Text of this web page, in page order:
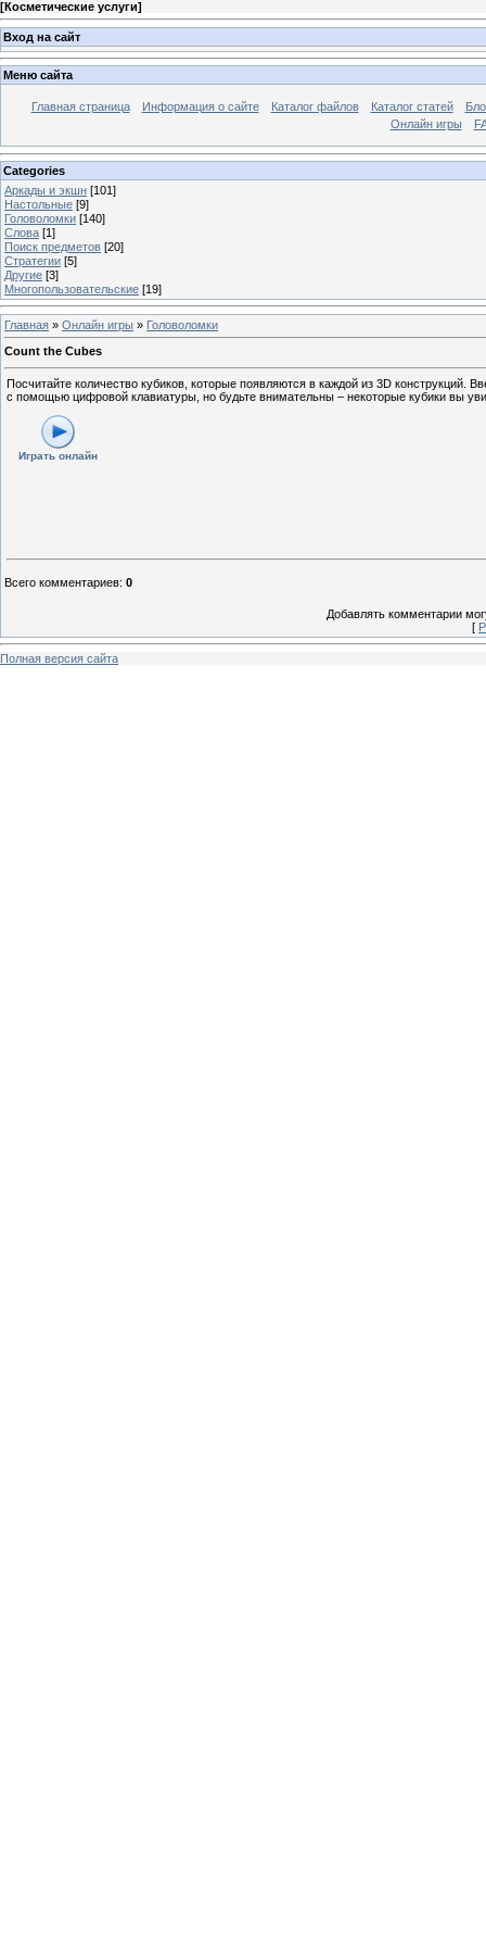
[Косметические услуги]
Вход на сайт
Меню сайта
Главная страница Информация о сайте Каталог файлов Каталог статей
Онлайн игры
Categories
Аркады и экшн [101]
Настольные [9]
Головоломки [140]
Слова [1]
Поиск предметов [20]
Стратегии [5]
Другие [3]
Многопользовательские [19]
Главная » Онлайн игры » Головоломки
Count the Cubes
Посчитайте количество кубиков, которые появляются в каждой из 3D конструкций.
с помощью цифровой клавиатуры, но будьте внимательны – некоторые кубики вы
Играть онлайн
Всего комментариев: 0
Добавлять комментарии
[
Полная версия сайта